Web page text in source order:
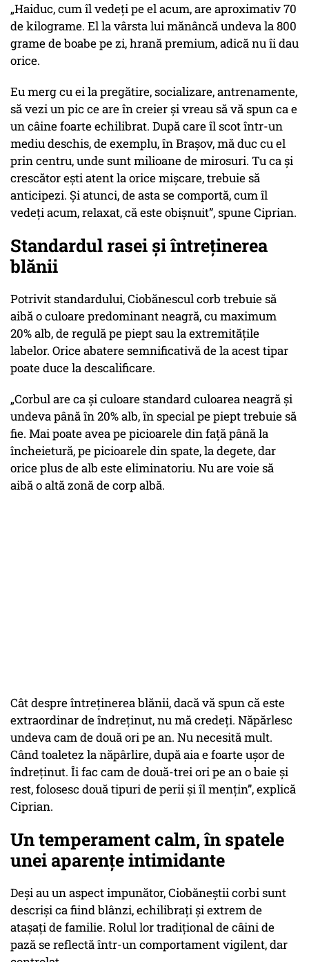
„Haiduc, cum îl vedeți pe el acum, are aproximativ 70
de kilograme. El la vârsta lui mănâncă undeva la 800
grame de boabe pe zi, hrană premium, adică nu îi dau
orice.
Eu merg cu ei la pregătire, socializare, antrenamente,
să vezi un pic ce are în creier și vreau să vă spun ca e
un câine foarte echilibrat. După care îl scot într-un
mediu deschis, de exemplu, în Brașov, mă duc cu el
prin centru, unde sunt milioane de mirosuri. Tu ca și
crescător ești atent la orice mișcare, trebuie să
anticipezi. Și atunci, de asta se comportă, cum îl
vedeți acum, relaxat, că este obișnuit”, spune Ciprian.
Standardul rasei și întreținerea
blănii
Potrivit standardului, Ciobănescul corb trebuie să
aibă o culoare predominant neagră, cu maximum
20% alb, de regulă pe piept sau la extremitățile
labelor. Orice abatere semnificativă de la acest tipar
poate duce la descalificare.
„Corbul are ca și culoare standard culoarea neagră și
undeva până în 20% alb, în special pe piept trebuie să
fie. Mai poate avea pe picioarele din față până la
încheietură, pe picioarele din spate, la degete, dar
orice plus de alb este eliminatoriu. Nu are voie să
aibă o altă zonă de corp albă.
Cât despre întreținerea blănii, dacă vă spun că este
extraordinar de îndreținut, nu mă credeți. Năpărlesc
undeva cam de două ori pe an. Nu necesită mult.
Când toaletez la năpârlire, după aia e foarte ușor de
îndreținut. Îi fac cam de două-trei ori pe an o baie și
rest, folosesc două tipuri de perii și îl mențin”, explică
Ciprian.
Un temperament calm, în spatele
unei aparențe intimidante
Deși au un aspect impunător, Ciobăneștii corbi sunt
descriși ca fiind blânzi, echilibrați și extrem de
atașați de familie. Rolul lor tradițional de câini de
pază se reflectă într-un comportament vigilent, dar